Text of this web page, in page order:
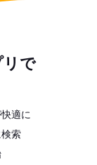
リで
適に
索